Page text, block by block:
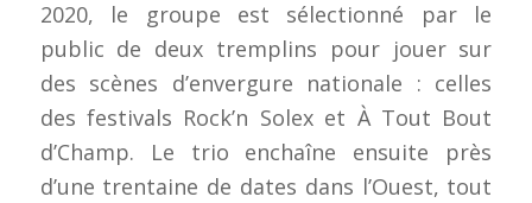
2020, le groupe est sélectionné par le
public de deux tremplins pour jouer sur
des scènes d’envergure nationale : celles
des festivals Rock’n Solex et À Tout Bout
d’Champ. Le trio enchaîne ensuite près
d’une trentaine de dates dans l’Ouest, tout